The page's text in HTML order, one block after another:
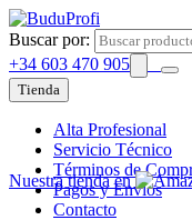
Buscar por:
+34 603 470 905
Tienda
Alta Profesional
Servicio Técnico
Términos de
Pagos y Envíos
Contacto
Nuestra tienda en